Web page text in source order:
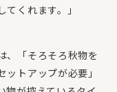
くれます。」
、「そろそろ秋物を
トアップが必要」